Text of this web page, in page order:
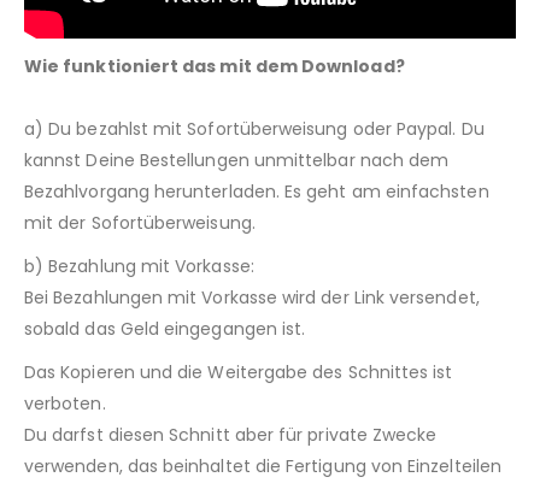
Wie funktioniert das mit dem Download?
a) Du bezahlst mit Sofortüberweisung oder Paypal. Du
kannst Deine Bestellungen unmittelbar nach dem
Bezahlvorgang herunterladen. Es geht am einfachsten
mit der Sofortüberweisung.
b) Bezahlung mit Vorkasse:
Bei Bezahlungen mit Vorkasse wird der Link versendet,
sobald das Geld eingegangen ist.
Das Kopieren und die Weitergabe des Schnittes ist
verboten.
Du darfst diesen Schnitt aber für private Zwecke
verwenden, das beinhaltet die Fertigung von Einzelteilen